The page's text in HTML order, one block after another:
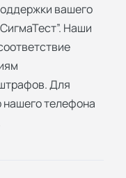
вашего
Наши
Для
нашего телефона